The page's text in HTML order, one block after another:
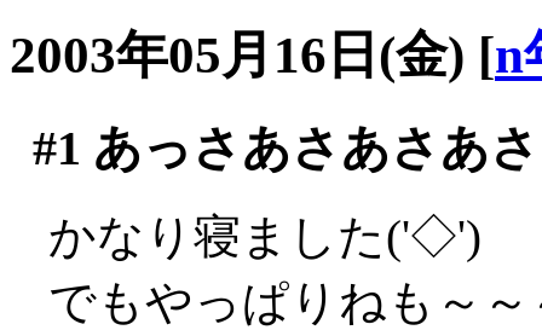
2003年05月16日(金) [n
#1 あっさあさあさあ
かなり寝ました('◇')ゞ
でもやっぱりねも～